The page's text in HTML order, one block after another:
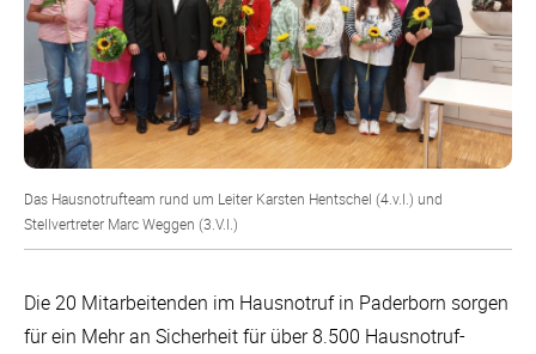
Das Hausnotrufteam rund um Leiter Karsten Hentschel (4.v.l.) und
Stellvertreter Marc Weggen (3.V.l.)
Die 20 Mitarbeitenden im Hausnotruf in Paderborn sorgen
für ein Mehr an Sicherheit für über 8.500 Hausnotruf-